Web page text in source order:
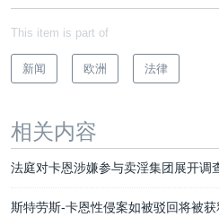
关注新疆
This item is part of
新闻 欧洲 法律
相关内容
法庭对卡恩涉嫌参与卖淫集团展开调
斯特劳斯-卡恩性侵案如被驳回将被获